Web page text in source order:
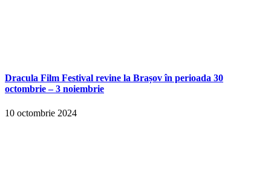
Dracula Film Festival revine la Brașov în perioada 30
octombrie – 3 noiembrie
10 octombrie 2024